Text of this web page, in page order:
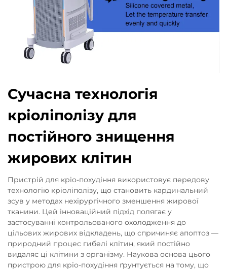
Сучасна технологія
кріоліполізу для
постійного знищення
жирових клітин
Пристрій для кріо-похудіння використовує передову
технологію кріоліполізу, що становить кардинальний
зсув у методах нехірургічного зменшення жирової
тканини. Цей інноваційний підхід полягає у
застосуванні контрольованого охолодження до
цільових жирових відкладень, що спричиняє апоптоз —
природний процес гибелі клітин, який постійно
видаляє ці клітини з організму. Наукова основа цього
пристрою для кріо-похудіння ґрунтується на тому, що